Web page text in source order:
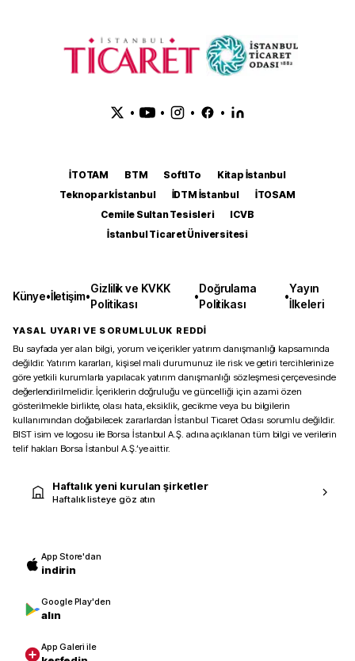
• • • •
İTOTAM BTM SoftITo
Kitap İstanbul
Teknopark İstanbul
İDTM İstanbul
İTOSAM
Cemile Sultan Tesisleri
ICVB
İstanbul Ticaret Üniversitesi
Künye•İletişim•
Gizlilik ve KVKK
Politikası
•
Doğrulama
Politikası
•
Yayın
İlkeleri
YASAL UYARI VE SORUMLULUK REDDİ
Bu sayfada yer alan bilgi, yorum ve içerikler yatırım danışmanlığı kapsamında
değildir. Yatırım kararları, kişisel mali durumunuz ile risk ve getiri tercihlerinize
göre yetkili kurumlarla yapılacak yatırım danışmanlığı sözleşmesi çerçevesinde
değerlendirilmelidir. İçeriklerin doğruluğu ve güncelliği için azami özen
gösterilmekle birlikte, olası hata, eksiklik, gecikme veya bu bilgilerin
kullanımından doğabilecek zararlardan İstanbul Ticaret Odası sorumlu değildir.
BIST isim ve logosu ile Borsa İstanbul A.Ş. adına açıklanan tüm bilgi ve verilerin
telif hakları Borsa İstanbul A.Ş.’ye aittir.
Haftalık yeni kurulan şirketler
Haftalık listeye göz atın
App Store'dan
indirin
Google Play'den
alın
App Galeri ile